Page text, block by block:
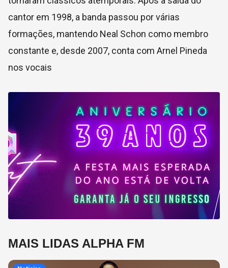
cantor em 1998, a banda passou por várias
formações, mantendo Neal Schon como membro
constante e, desde 2007, conta com Arnel Pineda
nos vocais
MAIS LIDAS ALPHA FM